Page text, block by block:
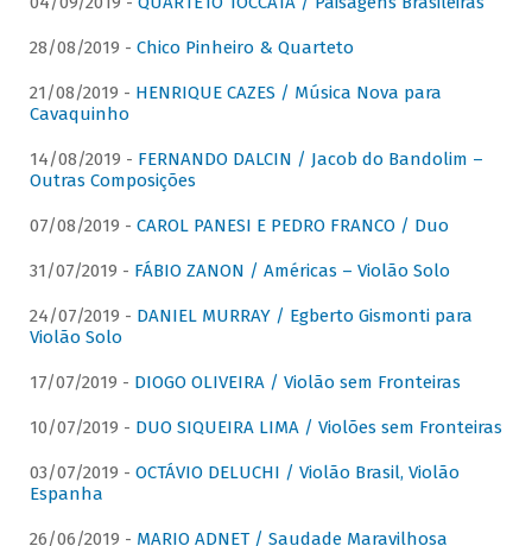
28/08/2019 - Chico Pinheiro & Quarteto
21/08/2019 - HENRIQUE CAZES / Música Nova para
Cavaquinho
14/08/2019 - FERNANDO DALCIN / Jacob do Bandolim –
Outras Composições
07/08/2019 - CAROL PANESI E PEDRO FRANCO / Duo
31/07/2019 - FÁBIO ZANON / Américas – Violão Solo
24/07/2019 - DANIEL MURRAY / Egberto Gismonti para
Violão Solo
17/07/2019 - DIOGO OLIVEIRA / Violão sem Fronteiras
10/07/2019 - DUO SIQUEIRA LIMA / Violões sem Fronteiras
03/07/2019 - OCTÁVIO DELUCHI / Violão Brasil, Violão
Espanha
26/06/2019 - MARIO ADNET / Saudade Maravilhosa